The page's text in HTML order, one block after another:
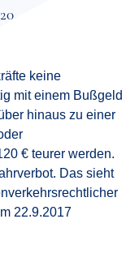
keine
mit einem Bußgeld
hinaus zu einer
€ teurer werden.
Das sieht
22.9.2017